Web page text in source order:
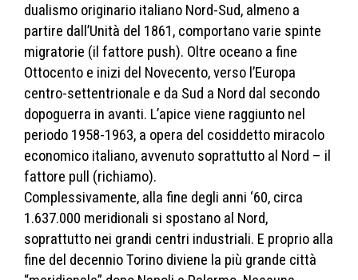
dualismo originario italiano Nord-Sud, almeno a
partire dall’Unità del 1861, comportano varie spinte
migratorie (il fattore push). Oltre oceano a fine
Ottocento e inizi del Novecento, verso l’Europa
centro-settentrionale e da Sud a Nord dal secondo
dopoguerra in avanti. L’apice viene raggiunto nel
periodo 1958-1963, a opera del cosiddetto miracolo
economico italiano, avvenuto soprattutto al Nord – il
fattore pull (richiamo).
Complessivamente, alla fine degli anni ‘60, circa
1.637.000 meridionali si spostano al Nord,
soprattutto nei grandi centri industriali. E proprio alla
fine del decennio Torino diviene la più grande città